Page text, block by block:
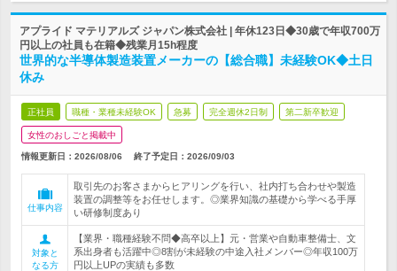
アプライド マテリアルズ ジャパン株式会社 | 年休123日◆30歳で年収700万
円以上の社員も在籍◆残業月15h程度
世界的な半導体製造装置メーカーの【総合職】未経験OK◆土日
休み
正社員 職種・業種未経験OK 急募 完全週休2日制 第二新卒歓迎
女性のおしごと掲載中
情報更新日：2026/08/06 終了予定日： 2026/09/03
仕事内容
取引先のお客さまからヒアリングを行い、社内打ち合わせや製造
装置の調整等をお任せします。◎業界知識の基礎から学べる手厚
い研修制度あり
対象と
なる方
【業界・職種経験不問◆高卒以上】元・営業や自動車整備士、文
系出身者も活躍中◎8割が未経験の中途入社メンバー◎年収100万
円以上UPの実績も多数